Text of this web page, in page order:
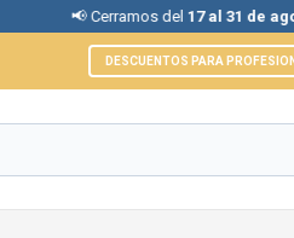
del 17 al 31 de agosto ,
DESCUENTOS PARA